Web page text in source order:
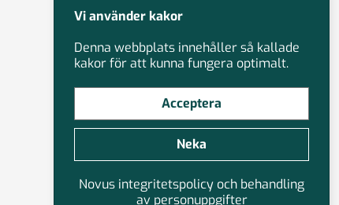
Vi använder kakor
Denna webbplats innehåller så kallade
kakor för att kunna fungera optimalt.
Acceptera
Neka
Novus integritetspolicy och behandling
av personuppgifter